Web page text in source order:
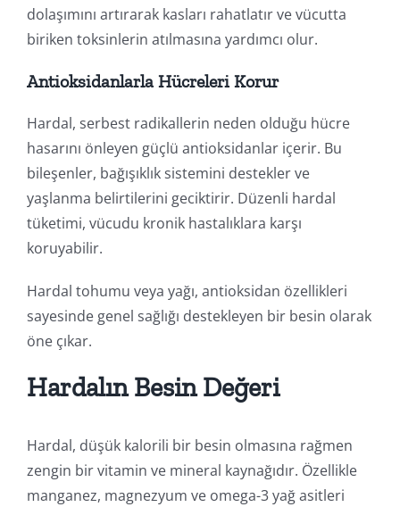
dolaşımını artırarak kasları rahatlatır ve vücutta
biriken toksinlerin atılmasına yardımcı olur.
Antioksidanlarla Hücreleri Korur
Hardal, serbest radikallerin neden olduğu hücre
hasarını önleyen güçlü antioksidanlar içerir. Bu
bileşenler, bağışıklık sistemini destekler ve
yaşlanma belirtilerini geciktirir. Düzenli hardal
tüketimi, vücudu kronik hastalıklara karşı
koruyabilir.
Hardal tohumu veya yağı, antioksidan özellikleri
sayesinde genel sağlığı destekleyen bir besin olarak
öne çıkar.
Hardalın Besin Değeri
Hardal, düşük kalorili bir besin olmasına rağmen
zengin bir vitamin ve mineral kaynağıdır. Özellikle
manganez, magnezyum ve omega-3 yağ asitleri